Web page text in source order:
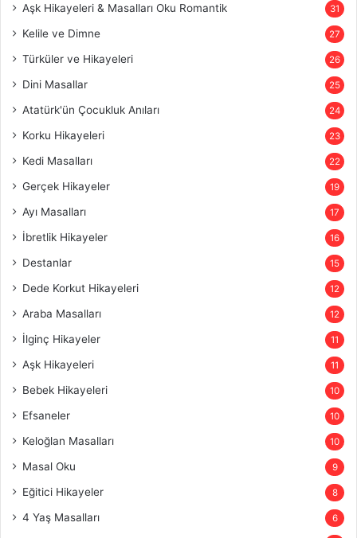
Aşk Hikayeleri & Masalları Oku Romantik 31
Kelile ve Dimne 27
Türküler ve Hikayeleri 26
Dini Masallar 25
Atatürk'ün Çocukluk Anıları 24
Korku Hikayeleri 23
Kedi Masalları 22
Gerçek Hikayeler 19
Ayı Masalları 17
İbretlik Hikayeler 16
Destanlar 15
Dede Korkut Hikayeleri 12
Araba Masalları 12
İlginç Hikayeler 11
Aşk Hikayeleri 11
Bebek Hikayeleri 10
Efsaneler 10
Keloğlan Masalları 10
Masal Oku 9
Eğitici Hikayeler 8
4 Yaş Masalları 6